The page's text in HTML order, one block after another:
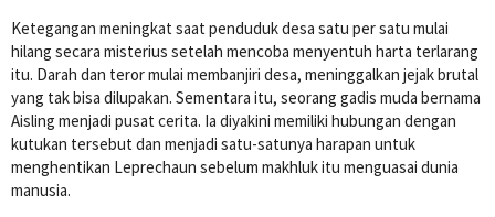
Ketegangan meningkat saat penduduk desa satu per satu mulai
hilang secara misterius setelah mencoba menyentuh harta terlarang
itu. Darah dan teror mulai membanjiri desa, meninggalkan jejak brutal
yang tak bisa dilupakan. Sementara itu, seorang gadis muda bernama
Aisling menjadi pusat cerita. Ia diyakini memiliki hubungan dengan
kutukan tersebut dan menjadi satu-satunya harapan untuk
menghentikan Leprechaun sebelum makhluk itu menguasai dunia
manusia.